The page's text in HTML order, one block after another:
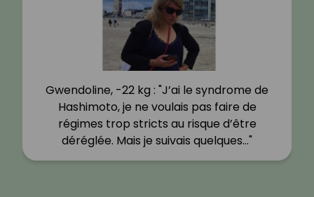
Gwendoline, -22 kg : "J’ai le syndrome de
Hashimoto, je ne voulais pas faire de
régimes trop stricts au risque d’être
déréglée. Mais je suivais quelques…"